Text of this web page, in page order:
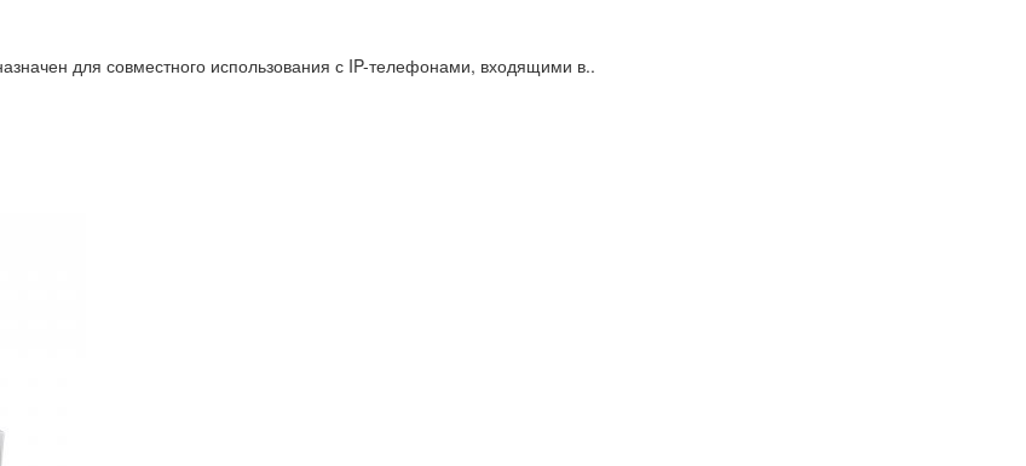
для совместного использования с IP-телефонами, входящими в..